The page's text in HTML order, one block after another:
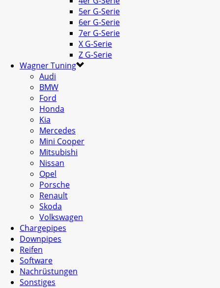
5er G-Serie
6er G-Serie
7er G-Serie
X G-Serie
Z G-Serie
Wagner Tuning
Audi
BMW
Ford
Honda
Kia
Mercedes
Mini Cooper
Mitsubishi
Nissan
Opel
Porsche
Renault
Skoda
Volkswagen
Chargepipes
Downpipes
Reifen
Software
Nachrüstungen
Sonstiges